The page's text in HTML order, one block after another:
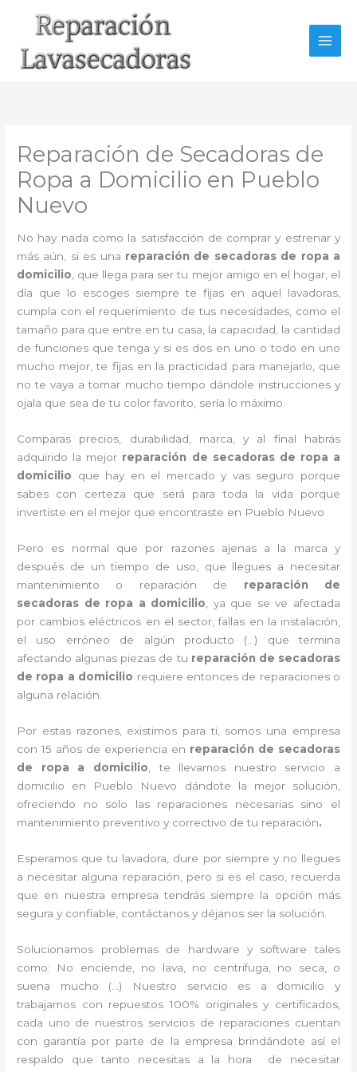
Reparación de Secadoras de
Ropa a Domicilio en Pueblo
Nuevo
No hay nada como la satisfacción de comprar y estrenar y
más aún, si es una reparación de secadoras de ropa a
domicilio, que llega para ser tu mejor amigo en el hogar, el
día que lo escoges siempre te fijas en aquel lavadoras,
cumpla con el requerimiento de tus necesidades, como el
tamaño para que entre en tu casa, la capacidad, la cantidad
de funciones que tenga y si es dos en uno o todo en uno
mucho mejor, te fijas en la practicidad para manejarlo, que
no te vaya a tomar mucho tiempo dándole instrucciones y
ojala que sea de tu color favorito, sería lo máximo.
Comparas precios, durabilidad, marca, y al final habrás
adquirido la mejor reparación de secadoras de ropa a
domicilio
que hay en el mercado y vas seguro porque
sabes con certeza que será para toda la vida porque
invertiste en el mejor que encontraste en Pueblo Nuevo
Pero es normal que por razones ajenas a la marca y
después de un tiempo de uso, que llegues a necesitar
mantenimiento o reparación de reparación de
secadoras de ropa a domicilio , ya que se ve afectada
por cambios eléctricos en el sector, fallas en la instalación,
el uso erróneo de algún producto (…) que termina
afectando algunas piezas de tu reparación de secadoras
de ropa a domicilio requiere entonces de reparaciones o
alguna relación.
Por estas razones, existimos para ti, somos una empresa
con 15 años de experiencia en reparación de secadoras
de ropa a domicilio , te llevamos nuestro servicio a
domicilio en Pueblo Nuevo dándote la mejor solución,
ofreciendo no solo las reparaciones necesarias sino el
mantenimiento preventivo y correctivo de tu reparación.
Esperamos que tu lavadora, dure por siempre y no llegues
a necesitar alguna reparación, pero si es el caso, recuerda
que en nuestra empresa tendrás siempre la opción más
segura y confiable, contáctanos y déjanos ser la solución.
Solucionamos problemas de hardware y software tales
como: No enciende, no lava, no centrifuga, no seca, o
suena mucho (…) Nuestro servicio es a domicilio y
trabajamos con repuestos 100% originales y certificados,
cada uno de nuestros servicios de reparaciones cuentan
con garantía por parte de la empresa brindándote así el
respaldo que tanto necesitas a la hora de necesitar